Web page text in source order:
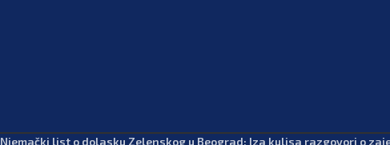
Njemački list o dolasku Zelenskog u Beograd: Iza kulisa razgovori o